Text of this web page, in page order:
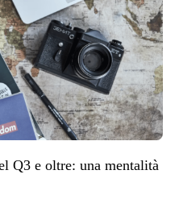
Q3 e oltre: una mentalità